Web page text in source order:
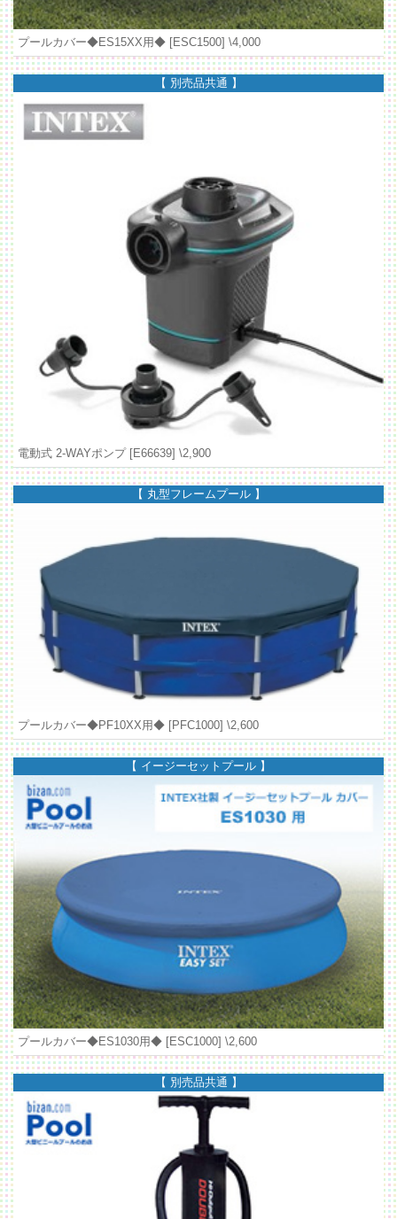
プールカバー◆ES15XX用◆ [ESC1500] \4,000
【 別売品共通 】
電動式 2-WAYポンプ [E66639] \2,900
【 丸型フレームプール 】
プールカバー◆PF10XX用◆ [PFC1000] \2,600
【 イージーセットプール 】
プールカバー◆ES1030用◆ [ESC1000] \2,600
【 別売品共通 】